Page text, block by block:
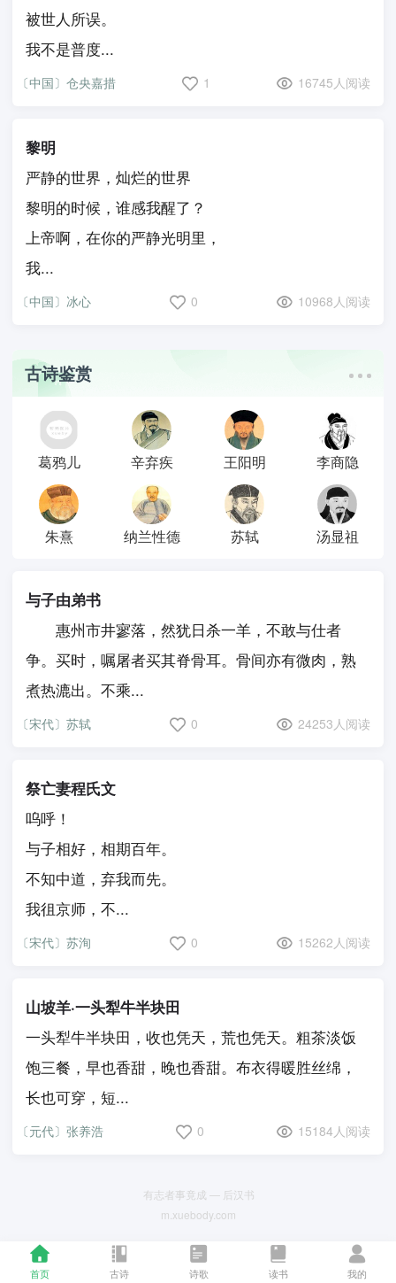
首页 古诗 诗歌 读书 我的
被世人所误。
我不是普度...
〔中国〕仓央嘉措 1 16745人阅读
黎明
严静的世界，灿烂的世界
黎明的时候，谁感我醒了？
上帝啊，在你的严静光明里，
我...
〔中国〕冰心 0 10968人阅读
古诗鉴赏
葛鸦儿 辛弃疾 王阳明 李商隐
朱熹 纳兰性德 苏轼 汤显祖
与子由弟书
惠州市井寥落，然犹日杀一羊，不敢与仕者
争。买时，嘱屠者买其脊骨耳。骨间亦有微肉，熟
煮热漉出。不乘...
〔宋代〕苏轼 0 24253人阅读
祭亡妻程氏文
呜呼！
与子相好，相期百年。
不知中道，弃我而先。
我徂京师，不...
〔宋代〕苏洵 0 15262人阅读
山坡羊·一头犁牛半块田
一头犁牛半块田，收也凭天，荒也凭天。粗茶淡饭
饱三餐，早也香甜，晚也香甜。布衣得暖胜丝绵，
长也可穿，短...
〔元代〕张养浩 0 15184人阅读
有志者事竟成 — 后汉书
m.xuebody.com